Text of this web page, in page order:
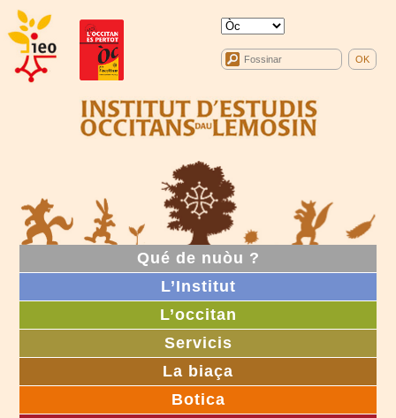
Qué de nuòu ?
L’Institut
L’occitan
Servicis
La biaça
Botica